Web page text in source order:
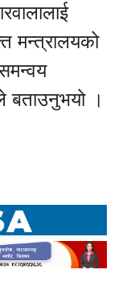
मन्त्रालयको
बताउनुभयो ।